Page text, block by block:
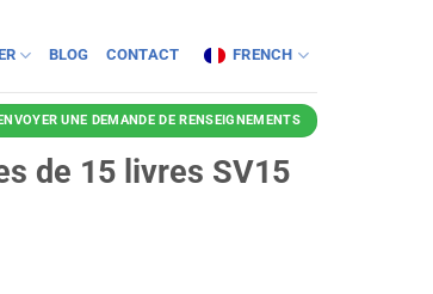
BLOG CONTACT FRENCH
UNE DEMANDE DE RENSEIGNEMENTS
de 15 livres SV15